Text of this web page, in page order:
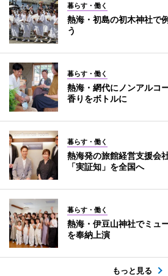
暮らす・働く
熱海・初島の初木神社
う
暮らす・働く
熱海・網代にノンアル
香りをボトルに
暮らす・働く
熱海発の旅館経営支援
「実証知」を全国へ
暮らす・働く
熱海・伊豆山神社でミ
を奉納上演
もっと見る